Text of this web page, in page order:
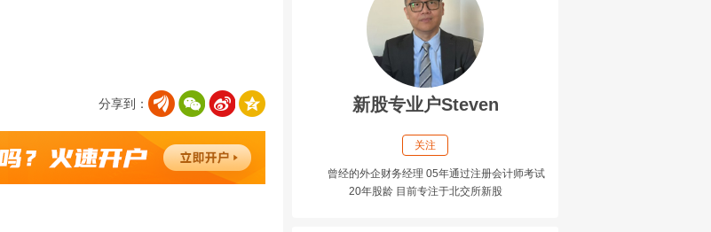
分享到： 新股专业户Steven
关注
曾经的外企财务经理 05年通过注册会计师考试
20年股龄 目前专注于北交所新股